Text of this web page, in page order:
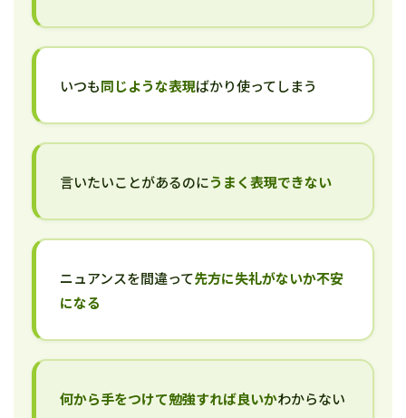
いつも同じような表現ばかり使ってしまう
言いたいことがあるのにうまく表現できない
ニュアンスを間違って先方に失礼がないか不安
になる
何から手をつけて勉強すれば良いかわからない